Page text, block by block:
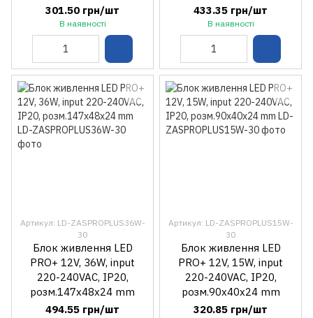
301.50 грн/шт
В наявності
433.35 грн/шт
В наявності
Артикул: LD-ZASPROPLUS36W-
30
Блок живлення LED
PRO+ 12V, 36W, input
220-240VAC, IP20,
розм.147x48x24 mm
494.55 грн/шт
Артикул: LD-ZASPROPLUS15W-
30
Блок живлення LED
PRO+ 12V, 15W, input
220-240VAC, IP20,
розм.90x40x24 mm
320.85 грн/шт